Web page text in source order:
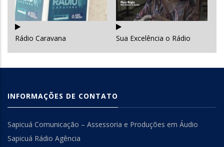
Rádio Caravana Sua Excelência o Rádio
INFORMAÇÕES DE CONTATO
Sapicuá Comunicação – Assessoria e Produções em Áudio
Sapicuá Rádio Agência